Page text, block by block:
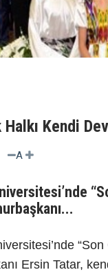
Halkı Kendi
A
Ersin Tatar,